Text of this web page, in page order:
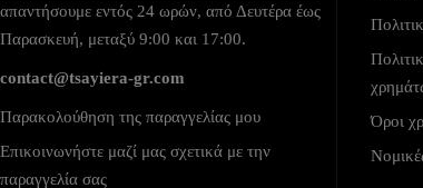
απαντήσουμε εντός 24 ωρών, από Δευτέρα έως
Παρασκευή, μεταξύ 9:00 και 17:00.
contact@tsayiera-gr.com
Παρακολούθηση της παραγγελίας μου
Επικοινωνήστε μαζί μας σχετικά με την
παραγγελία σας
Όροι